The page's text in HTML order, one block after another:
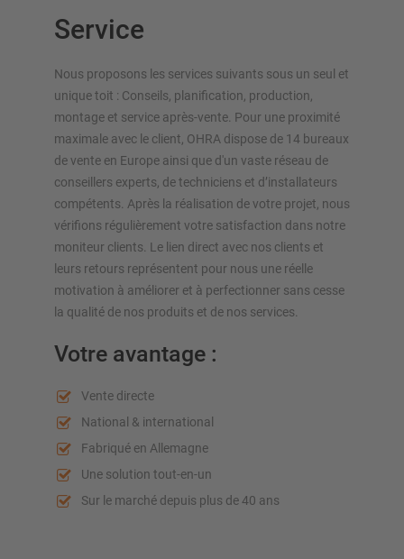
Service
Nous proposons les services suivants sous un seul et
unique toit : Conseils, planification, production,
montage et service après-vente. Pour une proximité
maximale avec le client, OHRA dispose de 14 bureaux
de vente en Europe ainsi que d'un vaste réseau de
conseillers experts, de techniciens et d’installateurs
compétents. Après la réalisation de votre projet, nous
vérifions régulièrement votre satisfaction dans notre
moniteur clients. Le lien direct avec nos clients et
leurs retours représentent pour nous une réelle
motivation à améliorer et à perfectionner sans cesse
la qualité de nos produits et de nos services.
Votre avantage :
Vente directe
National & international
Fabriqué en Allemagne
Une solution tout-en-un
Sur le marché depuis plus de 40 ans
Rayonnage cantilever pour charges longues
SYSTÈMES DE STOCKAGE
Stockage automatique
Mezzanines
Rayonnage vertical